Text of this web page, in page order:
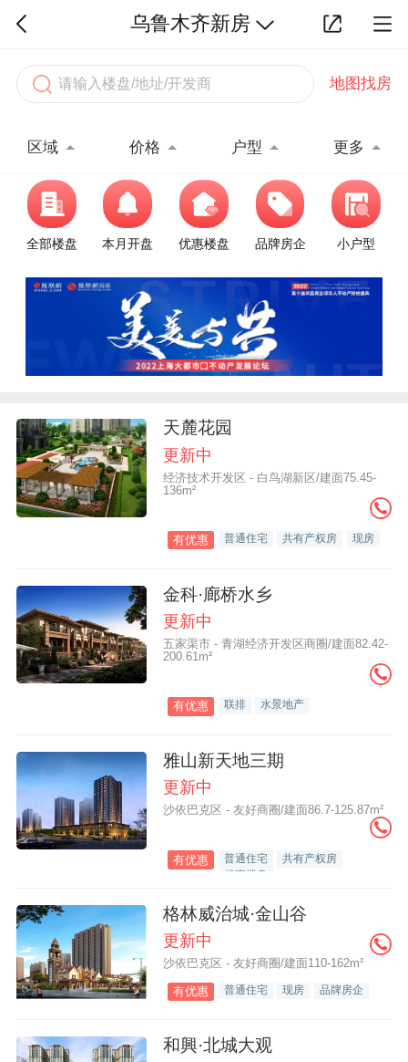
乌鲁木齐新房
地图找房
区域 价格 户型 更多
全部楼盘 本月开盘 优惠楼盘 品牌房企 小户型
天麓花园
更新中
经济技术开发区 - 白鸟湖新区/建面75.45-
136m²
有优惠 普通住宅 共有产权房 现房
金科·廊桥水乡
更新中
五家渠市 - 青湖经济开发区商圈/建面82.42-
200.61m²
有优惠 联排 水景地产
雅山新天地三期
更新中
沙依巴克区 - 友好商圈/建面86.7-125.87m²
有优惠 普通住宅
共有产权房
优惠楼盘
格林威治城·金山谷
更新中
沙依巴克区 - 友好商圈/建面110-162m²
有优惠 普通住宅 现房 品牌房企
和興·北城大观